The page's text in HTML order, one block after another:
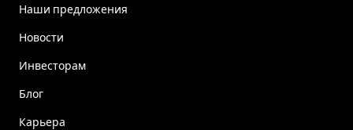
Наши предложения
Новости
Инвесторам
Блог
Карьера